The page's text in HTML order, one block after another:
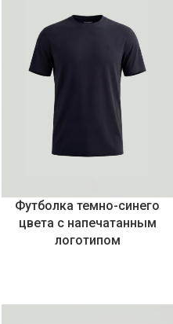
Футболка темно-синего
цвета с напечатанным
логотипом